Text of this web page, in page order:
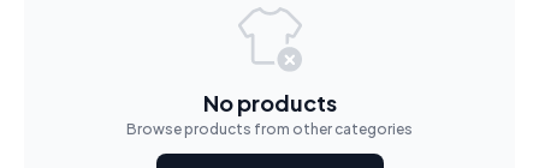
No products
Browse products from other categories